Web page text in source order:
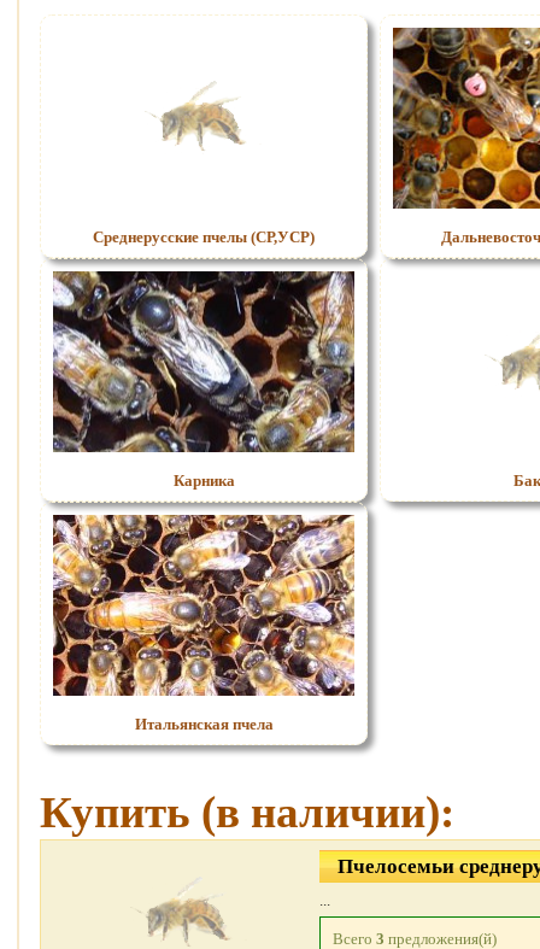
Среднерусские пчелы (СР,УСР)
Карника
Итальянская пчела
Купить (в наличии):
Пчелосемьи
...
Всего 3 предложения(й)